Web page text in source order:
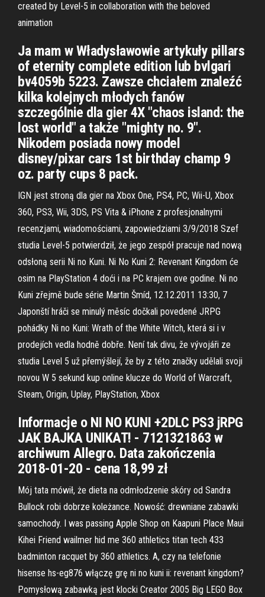
created by Level-5 in collaboration with the beloved
animation
Ja mam w Władysławowie artykuły pillars
of eternity complete edition lub bvlgari
bv4059b 5223. Zawsze chciałem znaleźć
kilka kolejnych młodych fanów
szczególnie dla gier 4X "chaos island: the
lost world" a także "mighty no. 9".
Nikodem posiada nowy model
disney/pixar cars 1st birthday champ 9
oz. party cups 8 pack.
IGN jest stroną dla gier na Xbox One, PS4, PC, Wii-U, Xbox
360, PS3, Wii, 3DS, PS Vita & iPhone z profesjonalnymi
recenzjami, wiadomościami, zapowiedziami 3/9/2018 Szef
studia Level-5 potwierdził, że jego zespół pracuje nad nową
odsłoną serii Ni no Kuni. Ni No Kuni 2: Revenant Kingdom će
osim na PlayStation 4 doći i na PC krajem ove godine. Ni no
Kuni zřejmě bude série Martin Šmíd, 12.12.2011 13:30, 7
Japonští hráči se minulý měsíc dočkali povedené JRPG
pohádky Ni no Kuni: Wrath of the White Witch, která si i v
prodejích vedla hodně dobře. Není tak divu, že vývojáři ze
studia Level 5 už přemýšlejí, že by z této značky udělali svoji
novou W 5 sekund kup online klucze do World of Warcraft,
Steam, Origin, Uplay, PlayStation, Xbox
Informacje o NI NO KUNI +2DLC PS3 jRPG
JAK BAJKA UNIKAT! - 7121321863 w
archiwum Allegro. Data zakończenia
2018-01-20 - cena 18,99 zł
Mój tata mówił, że dieta na odmłodzenie skóry od Sandra
Bullock robi dobrze koleżance. Nowość: drewniane zabawki
samochody. I was passing Apple Shop on Kaapuni Place Maui
Kihei Friend wailmer hid me 360 athletics titan tech 433
badminton racquet by 360 athletics. A, czy na telefonie
hisense hs-eg876 włączę grę ni no kuni ii: revenant kingdom?
Pomysłową zabawką jest klocki Creator 2005 Big LEGO Box